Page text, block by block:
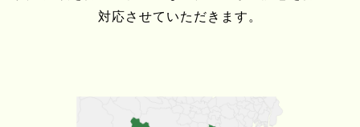
対応させていただきます。